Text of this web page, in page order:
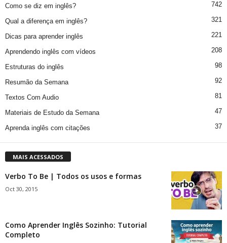
Como se diz em inglês? 742
Qual a diferença em inglês? 321
Dicas para aprender inglês 221
Aprendendo inglês com vídeos 208
Estruturas do inglês 98
Resumão da Semana 92
Textos Com Audio 81
Materiais de Estudo da Semana 47
Aprenda inglês com citações 37
MAIS ACESSADOS
Verbo To Be | Todos os usos e formas
Oct 30, 2015
Como Aprender Inglês Sozinho: Tutorial
Completo